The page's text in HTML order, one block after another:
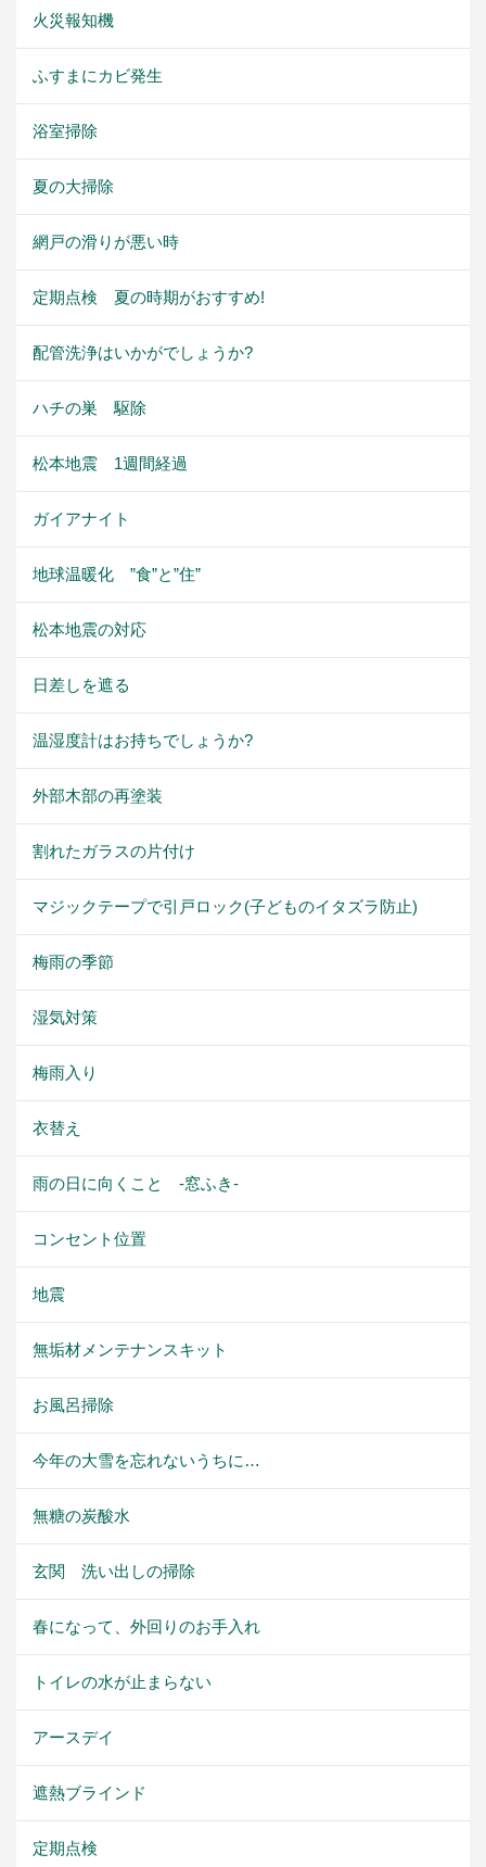
火災報知機
ふすまにカビ発生
浴室掃除
夏の大掃除
網戸の滑りが悪い時
定期点検 夏の時期がおすすめ!
配管洗浄はいかがでしょうか?
ハチの巣 駆除
松本地震 1週間経過
ガイアナイト
地球温暖化 ”食”と”住”
松本地震の対応
日差しを遮る
温湿度計はお持ちでしょうか?
外部木部の再塗装
割れたガラスの片付け
マジックテープで引戸ロック(子どものイタズラ防止)
梅雨の季節
湿気対策
梅雨入り
衣替え
雨の日に向くこと -窓ふき-
コンセント位置
地震
無垢材メンテナンスキット
お風呂掃除
今年の大雪を忘れないうちに…
無糖の炭酸水
玄関 洗い出しの掃除
春になって、外回りのお手入れ
トイレの水が止まらない
アースデイ
遮熱ブラインド
定期点検